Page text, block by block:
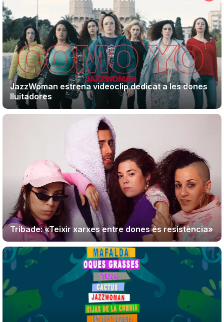
Internet
Opinió
Llibres
La Llista
Llocs
JazzWoman estrena videoclip dedicat a les dones
lluitadores
Tribade: «Teixir xarxes entre dones és resistència»